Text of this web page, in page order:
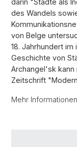
darin "Städte als
des Wandels
von Belge
18. Jahrhundert
Geschichte von
Archangel'sk
Zeitschrift
Mehr